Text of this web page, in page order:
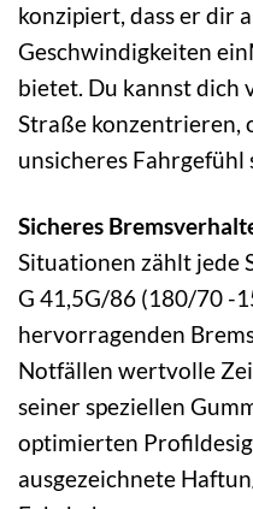
konzipiert, dass er dir
Geschwindigkeiten
bietet. Du kannst dich
Straße konzentrieren,
unsicheres Fahrgefühl
Sicheres
Situationen zählt jede
G 41,5G/86 (180/70 -
hervorragenden
Notfällen wertvolle
seiner speziellen
optimierten
ausgezeichnete